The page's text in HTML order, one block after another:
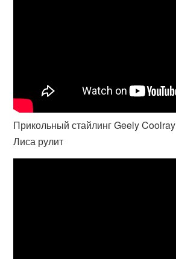
Прикольный стайлинг Geely
Лиса рулит